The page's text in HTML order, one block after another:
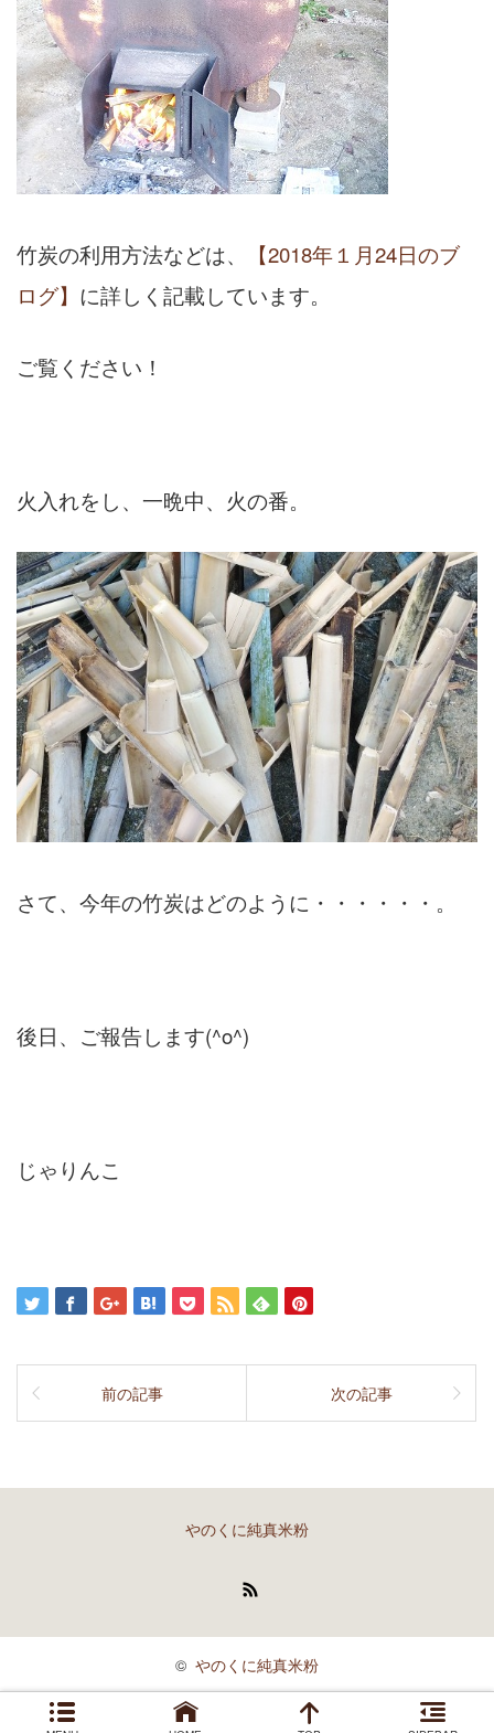
竹炭の利用方法などは、
【2018年１月24日のブ
ログ】 に詳しく記載しています。
ご覧ください！
火入れをし、一晩中、火の番。
さて、今年の竹炭はどのように・・・・・・。
後日、ご報告します(^o^)
じゃりんこ
前の記事 次の記事
やのくに純真米粉
© やのくに純真米粉